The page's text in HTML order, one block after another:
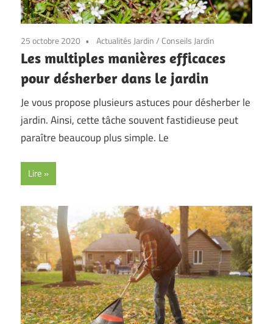
25 octobre 2020 Actualités Jardin/ Conseils Jardin
Les multiples manières efficaces
pour désherber dans le jardin
Je vous propose plusieurs astuces pour désherber le
jardin. Ainsi, cette tâche souvent fastidieuse peut
paraître beaucoup plus simple. Le
Lire